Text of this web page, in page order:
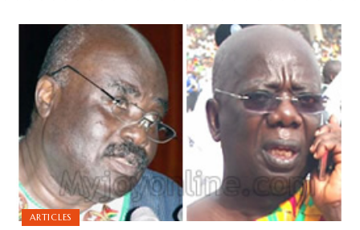
ARTICLES